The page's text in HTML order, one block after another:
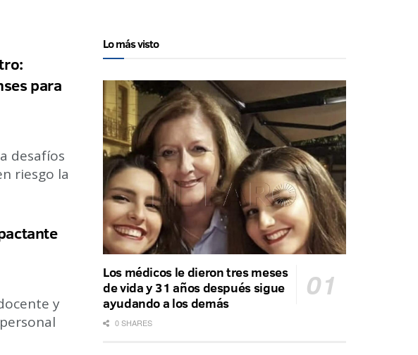
para
desafíos
riesgo la
y
Lo más visto
Los médicos le dieron tres meses
de vida y 31 años después sigue
ayudando a los demás
0 SHARES